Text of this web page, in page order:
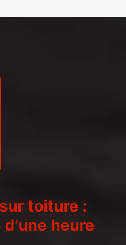
toiture :
heure